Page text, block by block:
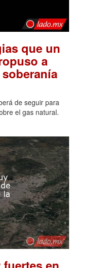
que un
a
de seguir para
el gas natural.